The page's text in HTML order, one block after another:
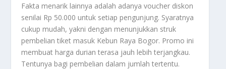
Fakta menarik lainnya adalah adanya voucher diskon
senilai Rp 50.000 untuk setiap pengunjung. Syaratnya
cukup mudah, yakni dengan menunjukkan struk
pembelian tiket masuk Kebun Raya Bogor. Promo ini
membuat harga durian terasa jauh lebih terjangkau.
Tentunya bagi pembelian dalam jumlah tertentu.